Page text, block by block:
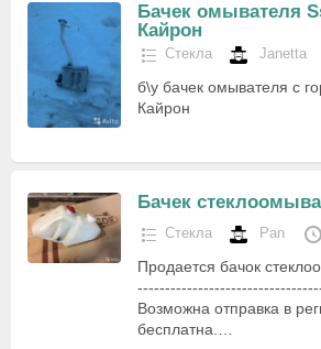
Бачек омывателя
Кайрон
Стекла Janetta
б\у бачек омывателя с
Кайрон
Бачек
Стекла Pan
Продается бачок
Возможна отправка в
бесплатна.…